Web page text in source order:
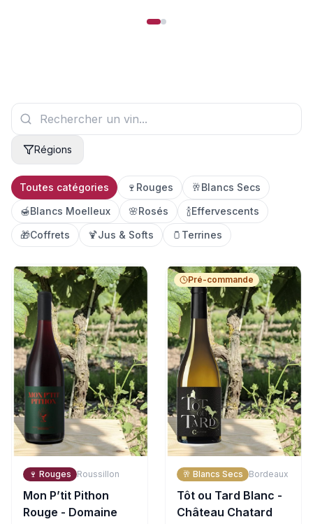
portée par la fraîcheur des fruits noirs croquants.
Régions
Toutes catégories 🍷 Rouges 🥂Blancs Secs
🍯Blancs Moelleux 🌸Rosés 🍾Effervescents
🎁Coffrets 🍹Jus & Softs 🫙 Terrines
🍷 Rouges Roussillon
Mon P’tit Pithon
Rouge - Domaine
Pré-commande
🥂 Blancs Secs Bordeaux
Tôt ou Tard Blanc -
Château Chatard